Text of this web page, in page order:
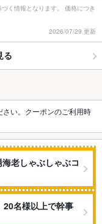
く情報となります。 価格につき
2026/07/29 更新
る
い。クーポンのご利用時
老しゃぶしゃぶコ
20名様以上で幹事